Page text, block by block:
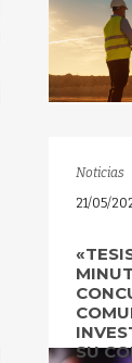
Noticias
21/05/
SU